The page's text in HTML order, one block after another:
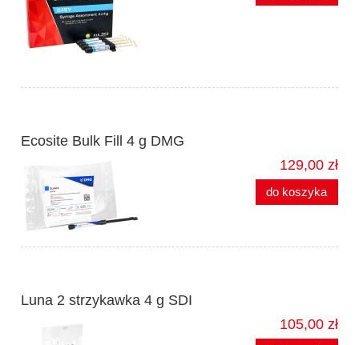
Ecosite Bulk Fill 4 g DMG
129,00 zł
do koszyka
Luna 2 strzykawka 4 g SDI
105,00 zł